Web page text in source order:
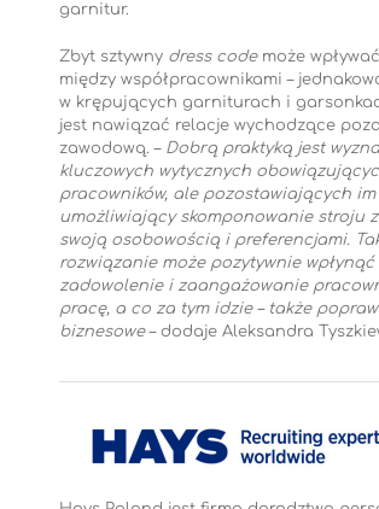
garnitur.
Zbyt sztywny dress codemoże
między współpracownikami –
w krępujących garniturach i
jest nawiązać relacje wychodzące
zawodową. – Dobrą praktyką jest
kluczowych wytycznych
pracowników, ale pozostawiających
umożliwiający skomponowanie stroju
swoją osobowością i preferencjami.
rozwiązanie może pozytywnie wpłynąć
zadowolenie i zaangażowanie
pracę, a co za tym idzie – także
biznesowe– dodaje Aleksandra